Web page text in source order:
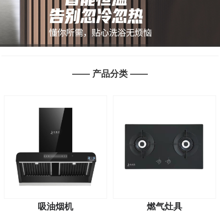
—— 产品分类 ——
吸油烟机 燃气灶具